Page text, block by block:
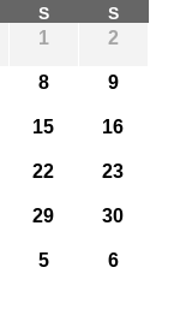
S S
1 2
8 9
15 16
22 23
29 30
5 6